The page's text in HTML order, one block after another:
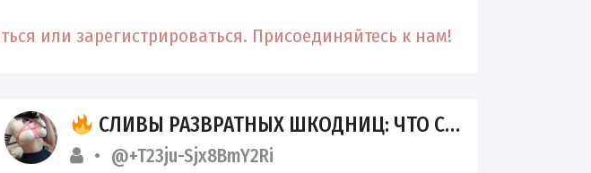
или зарегистрироваться. Присоединяйтесь к нам!
СЛИВЫ РАЗВРАТНЫХ ШКОДНИЦ: ЧТО СКРЫВАЮТ ИХ ТЕЛЕФОНЫ
@+T23ju-Sjx8BmY2Ri